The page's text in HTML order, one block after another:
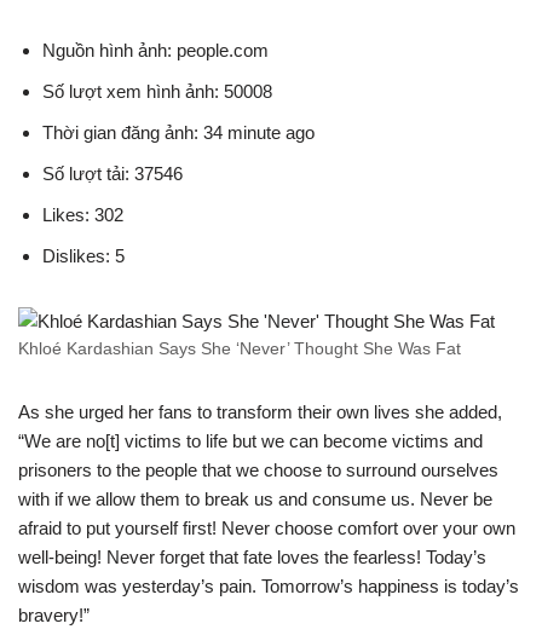
Nguồn hình ảnh: people.com
Số lượt xem hình ảnh: 50008
Thời gian đăng ảnh: 34 minute ago
Số lượt tải: 37546
Likes: 302
Dislikes: 5
Khloé Kardashian Says She ‘Never’ Thought She Was Fat
As she urged her fans to transform their own lives she added,
“We are no[t] victims to life but we can become victims and
prisoners to the people that we choose to surround ourselves
with if we allow them to break us and consume us. Never be
afraid to put yourself first! Never choose comfort over your own
well-being! Never forget that fate loves the fearless! Today’s
wisdom was yesterday’s pain. Tomorrow’s happiness is today’s
bravery!”